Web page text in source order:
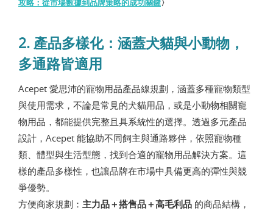
攻略：從市場數據到品牌策略的成功關鍵〉
2. 產品多樣化：涵蓋犬貓與小動物，
多通路皆適用
Acepet 愛思沛的寵物用品產品線規劃，涵蓋多種寵物類型
與使用需求，不論是常見的犬貓用品，或是小動物相關寵
物用品，都能提供完整且具系統性的選擇。透過多元產品
設計，Acepet 能協助不同飼主與通路夥伴，依照寵物種
類、體型與生活型態，找到合適的寵物用品解決方案。這
樣的產品多樣性，也讓品牌在市場中具備更高的彈性與競
爭優勢。
方便商家規劃： 主力品＋搭售品＋高毛利品 的商品結構，